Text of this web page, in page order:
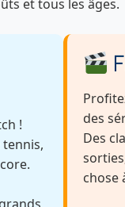
et tous les âges.
!
des
Des
chose